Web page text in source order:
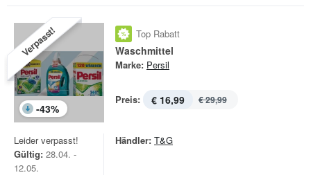
Verpasst!
-43%
Top Rabatt
Waschmittel
Marke: Persil
Preis: € 16,99 € 29,99
Leider verpasst!
Gültig: 28.04. -
12.05.
Händler: T&G